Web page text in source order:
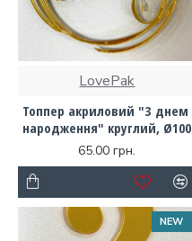
LovePak
Топпер акриловий "З днем ​​
народження" круглий, Ø100
65.00 грн.
NEW